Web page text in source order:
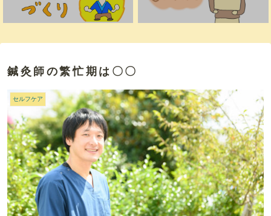
鍼灸師の繁忙期は〇〇
セルフケア